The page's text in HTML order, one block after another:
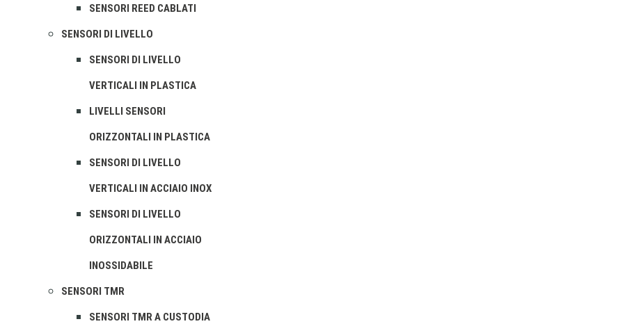
SENSORI REED CABLATI
SENSORI DI LIVELLO
SENSORI DI LIVELLO
VERTICALI IN PLASTICA
LIVELLI SENSORI
ORIZZONTALI IN PLASTICA
SENSORI DI LIVELLO
VERTICALI IN ACCIAIO INOX
SENSORI DI LIVELLO
ORIZZONTALI IN ACCIAIO
INOSSIDABILE
SENSORI TMR
SENSORI TMR A CUSTODIA